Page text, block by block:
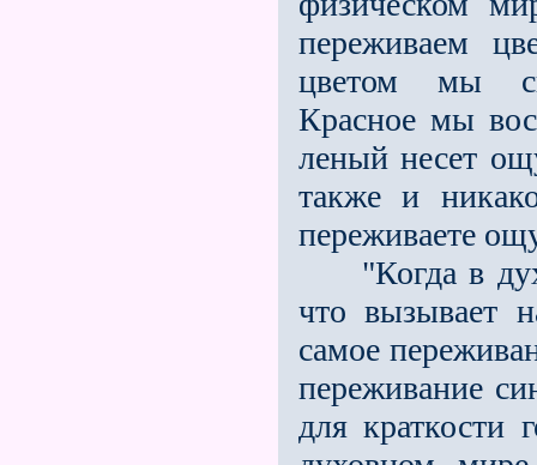
переживаем
цветом мы
Красное мы
леный несет
также и
переживаете
"Когда в
что вызывает
самое
переживание
для краткости